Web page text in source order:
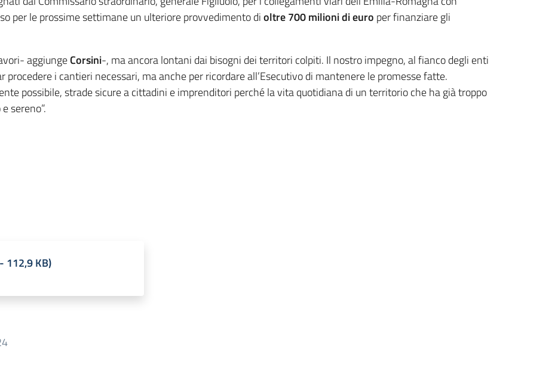
per le prossime settimane un ulteriore provvedimento dioltre 700 milioni di euro per finanziare gli
aggiungeCorsini-, ma ancora lontani dai bisogni dei territori colpiti. Il nostro impegno, al fianco degli enti
i cantieri necessari, ma anche per ricordare all’Esecutivo di mantenere le promesse fatte.
possibile, strade sicure a cittadini e imprenditori perché la vita quotidiana di un territorio che ha già troppo
sereno”.
- 112,9 KB)